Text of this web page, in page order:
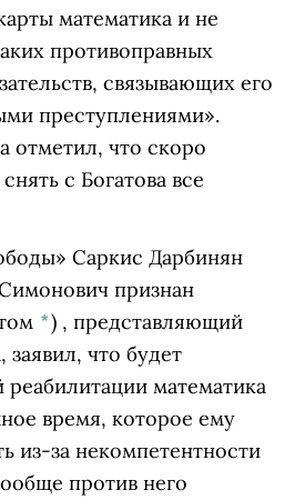
математика и не
противоправных
связывающих его
преступлениями».
отметил, что скоро
с Богатова все
Саркис Дарбинян
признан
*) , представляющий
заявил, что будет
реабилитации математика
время, которое ему
из-за некомпетентности
против него